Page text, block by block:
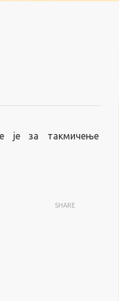
је за такмичење
SHARE